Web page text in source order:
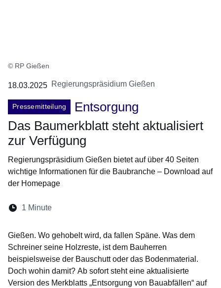
© RP Gießen
18.03.2025 Regierungspräsidium Gießen
Pressemitteilung
Entsorgung
Das Baumerkblatt steht aktualisiert
zur Verfügung
Regierungspräsidium Gießen bietet auf über 40 Seiten
wichtige Informationen für die Baubranche – Download auf
der Homepage
Lesedauer:
1 Minute
Gießen. Wo gehobelt wird, da fallen Späne. Was dem
Schreiner seine Holzreste, ist dem Bauherren
beispielsweise der Bauschutt oder das Bodenmaterial.
Doch wohin damit? Ab sofort steht eine aktualisierte
Version des Merkblatts „Entsorgung von Bauabfällen“ auf